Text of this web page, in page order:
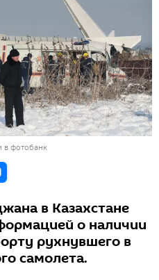
в фотобанк
в Казахстане
о наличии
рухнувшего в
самолета.